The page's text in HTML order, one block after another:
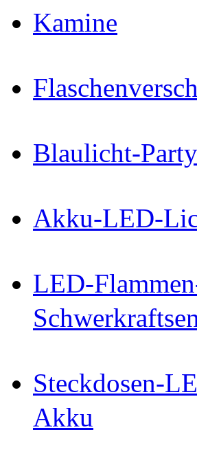
Kamine
Blaulicht-
Akku-LED-
LED-
Steckdosen-
Akku